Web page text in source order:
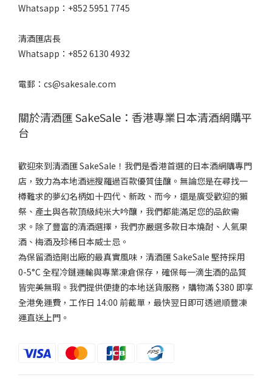
Whatsapp：+852 5951 7745
清酒匯店長
Whatsapp：+852 6130 4932
電郵：cs@sakesale.com
關於清酒匯 SakeSale：香港專業日本清酒網購平
台
歡迎來到清酒匯 SakeSale！我們是香港首選的日本酒網購專門
店，致力為本地酒迷搜羅過百款優質佳釀。無論您是在尋找一
樽難求的夢幻名柄如十四代、新政、而今，還是廣受歡迎的獺
祭、產土與各款頂級純米大吟釀，我們都能滿足您的品飲需
求。除了豐富的清酒選擇，我們亦嚴選多款日本燒酎、人氣果
酒、梅酒及珍稀日本威士忌。
為保留酒造剛出廠的最真實風味，清酒匯 SakeSale 堅持採用
0-5°C 全程冷鏈運輸與專業凍倉保存，確保每一滴生酒的品質
皆完美無瑕。我們提供便捷的本地送貨服務，購物滿 $380 即享
全港免運費，工作日 14:00 前截單，最快翌日即可透過順豐凍
運直送上門。